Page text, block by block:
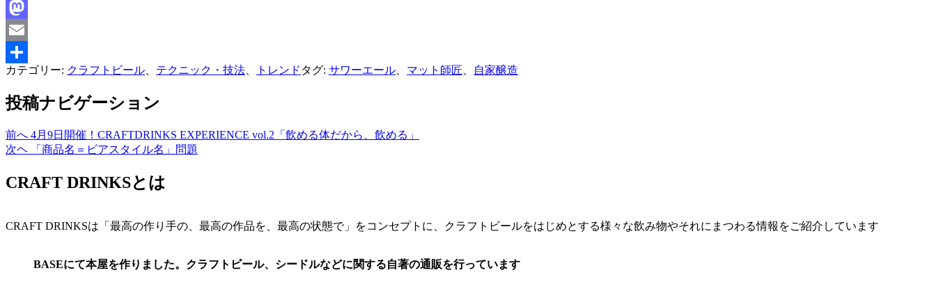
Facebook
Mastodon
Email
共
有
カテゴリー: クラフトビール テクニック・技法 トレンド タグ: サワーエール マット師匠 自家醸造
投稿ナビゲーション
前へ 4月9日開催！CRAFTDRINKS EXPERIENCE vol.2「飲める体だから、飲める」
次ヘ
「商品名＝ビアスタイル名」問題
CRAFT DRINKSとは
CRAFT DRINKSは「最高の作り手の、最高の作品を、最高の状態で」をコンセプトに、クラフトビールをはじめとする様々な飲み物やそれにまつわる情報をご紹介しています
BASEにて本屋を作りました。クラフトビール、シードルなどに関する自著の通販を行っています